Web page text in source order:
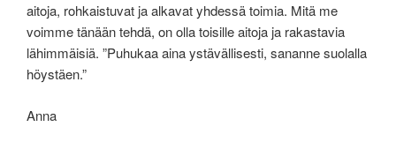
aitoja, rohkaistuvat ja alkavat yhdessä toimia. Mitä me
voimme tänään tehdä, on olla toisille aitoja ja rakastavia
lähimmäisiä. ”Puhukaa aina ystävällisesti, sananne suolalla
höystäen.”
Anna